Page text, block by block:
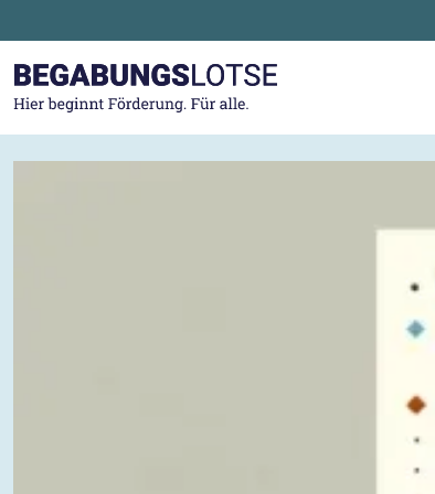
Zur Startseite gehen